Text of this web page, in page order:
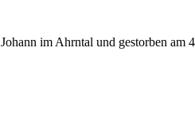
im Ahrntal und gestorben am